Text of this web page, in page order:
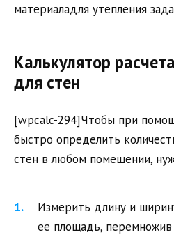
материаладля утепления
Калькулятор
для стен
[wpcalc-294]Чтобы при
быстро определить
стен в любом помещении,
Измерить длину и
ее площадь, перемножив